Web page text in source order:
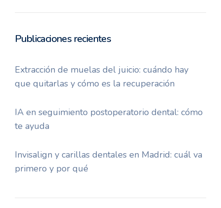
Publicaciones recientes
Extracción de muelas del juicio: cuándo hay
que quitarlas y cómo es la recuperación
IA en seguimiento postoperatorio dental: cómo
te ayuda
Invisalign y carillas dentales en Madrid: cuál va
primero y por qué